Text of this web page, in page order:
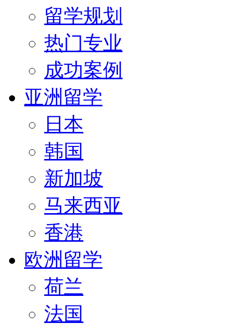
留学规划
热门专业
成功案例
亚洲留学
日本
韩国
新加坡
马来西亚
香港
欧洲留学
荷兰
法国